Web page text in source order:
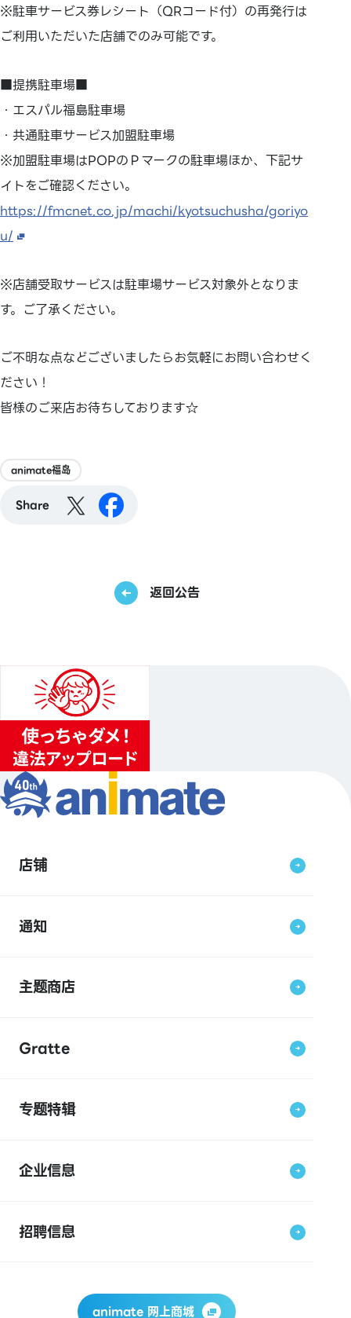
※駐車サービス券レシート（QRコード付）の再発行は
ご利用いただいた店舗でのみ可能です。
■提携駐車場■
・エスパル福島駐車場
・共通駐車サービス加盟駐車場
※加盟駐車場はPOPのＰマークの駐車場ほか、下記サ
イトをご確認ください。
https://fmcnet.co.jp/machi/kyotsuchusha/goriyo
u/
※店舗受取サービスは駐車場サービス対象外となりま
す。ご了承ください。
ご不明な点などございましたらお気軽にお問い合わせく
ださい！
皆様のご来店お待ちしております☆
animate福岛
Share
返回公告
店铺
通知
主题商店
Gratte
专题特辑
企业信息
招聘信息
animate 网上商城